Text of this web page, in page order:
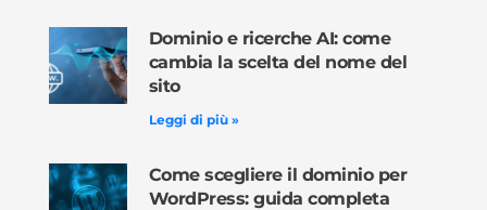
Dominio e ricerche AI: come
cambia la scelta del nome del
sito
Leggi di più »
Come scegliere il dominio per
WordPress: guida completa